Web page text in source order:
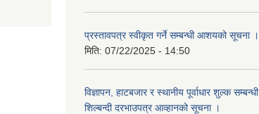
प्रस्तावपत्र स्वीकृत गर्ने सम्बन्धी आशयको सूचना ।
मिति: 07/22/2025 - 14:50
विज्ञापन, हाटबजार र स्थानीय पूर्वाधार शुल्क सम्बन्धी
शिल्बन्दी दरभाउपत्र आव्हानको सूचना ।